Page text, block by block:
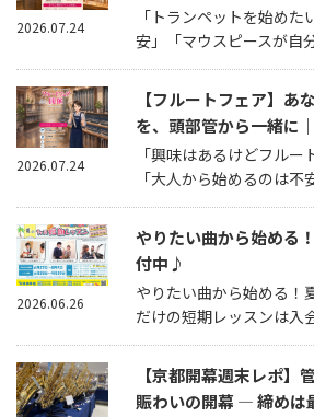
「トランペットを始め
安」「マウスピースが自
2026.07.24
【フルートフェア】あ
を、頭部管から一緒に
「興味はあるけどフルー
「大人から始めるのは
2026.07.24
やりたい曲から始める
付中♪
やりたい曲から始める
だけの短期レッスンは入
2026.06.26
【京都開幕週末レポ】
賑わいの開幕 — 締め